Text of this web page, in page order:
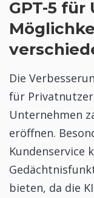
GPT-5
Die
für
Unternehmen
eröffnen.
Kundenservice
bieten, da die